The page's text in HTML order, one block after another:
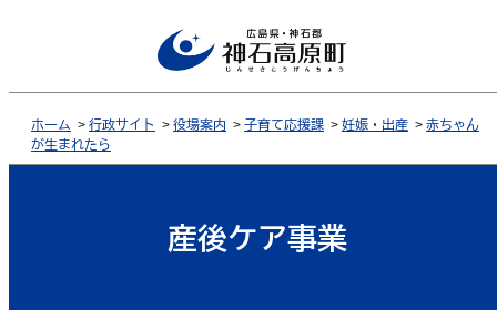
ホーム > 行政サイト > 役場案内 > 子育て応援課 > 妊娠・出産 > 赤ちゃん
が生まれたら
産後ケア事業